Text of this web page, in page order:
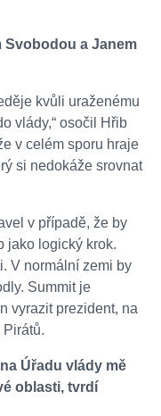
Svobodou a Janem
kvůli uraženému
vlády,“ osočil Hřib
v celém sporu hraje
si nedokáže srovnat
v případě, že by
jako logický krok.
V normální zemi by
Summit je
vyrazit prezident, na
Pirátů.
Úřadu vlády mě
oblasti, tvrdí